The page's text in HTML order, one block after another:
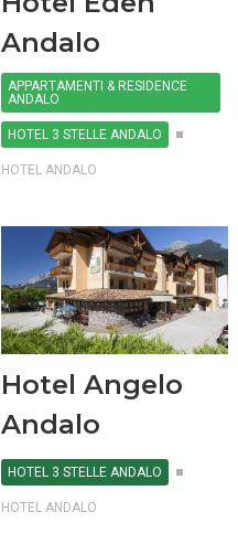
Andalo
APPARTAMENTI & RESIDENCE
ANDALO
HOTEL 3 STELLE ANDALO
HOTEL ANDALO
Hotel Angelo
Andalo
HOTEL 3 STELLE ANDALO
HOTEL ANDALO